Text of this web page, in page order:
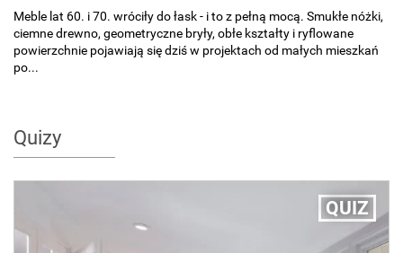
Meble lat 60. i 70. wróciły do łask - i to z pełną mocą. Smukłe nóżki,
ciemne drewno, geometryczne bryły, obłe kształty i ryflowane
powierzchnie pojawiają się dziś w projektach od małych mieszkań
po...
Quizy
QUIZ